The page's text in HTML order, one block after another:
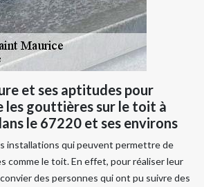
et ses aptitudes pour
les gouttières sur le toit à
le 67220 et ses environs
installations qui peuvent permettre de
comme le toit. En effet, pour réaliser leur
des personnes qui ont pu suivre des